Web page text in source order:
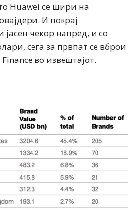
Huawei се шири на
И покрај
чекор напред, и со
сега за првпат се вброи
во извештајот.